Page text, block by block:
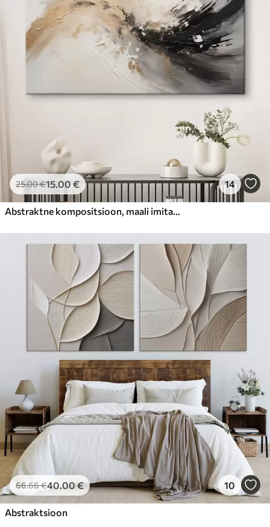
25.00€15.00 € 14
Abstraktne kompositsioon, maali imitatsioon
66.66€40.00€ 10
Abstraktsioon